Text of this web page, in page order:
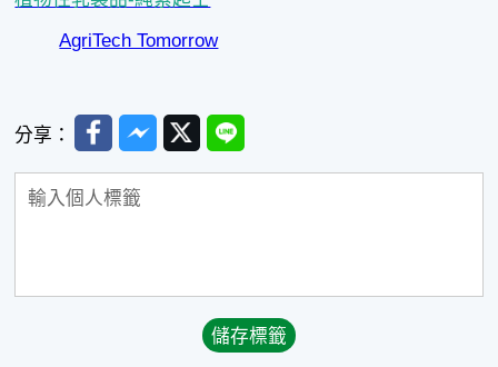
AgriTech Tomorrow
分享： FacebookMessenger
TwitterLine